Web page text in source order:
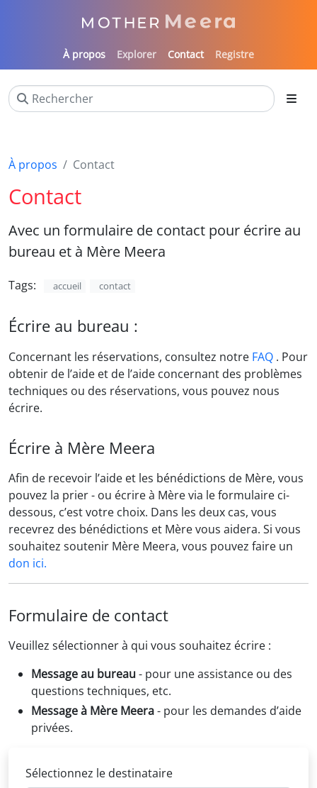
À propos Explorer Contact Registre
À propos Contact
Contact
Avec un formulaire de contact pour écrire au
bureau et à Mère Meera
Tags: accueil contact
Écrire au bureau :
Concernant les réservations, consultez notre FAQ . Pour
obtenir de l’aide et de l’aide concernant des problèmes
techniques ou des réservations, vous pouvez nous
écrire.
Écrire à Mère Meera
Afin de recevoir l’aide et les bénédictions de Mère, vous
pouvez la prier - ou écrire à Mère via le formulaire ci-
dessous, c’est votre choix. Dans les deux cas, vous
recevrez des bénédictions et Mère vous aidera. Si vous
souhaitez soutenir Mère Meera, vous pouvez faire un
don ici.
Formulaire de contact
Veuillez sélectionner à qui vous souhaitez écrire :
Message au bureau - pour une assistance ou des
questions techniques, etc.
Message à Mère Meera- pour les demandes d’aide
privées.
Sélectionnez le destinataire